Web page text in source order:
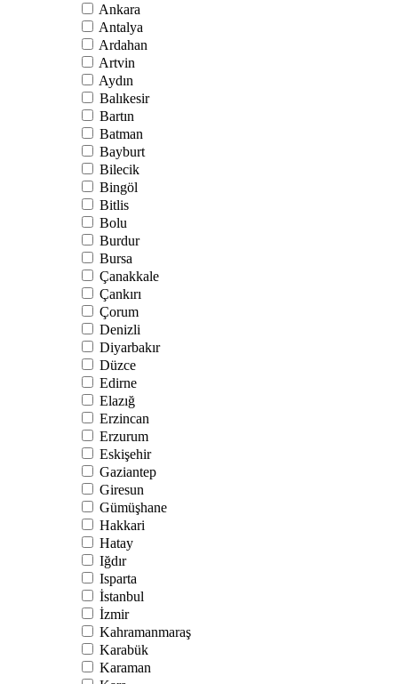
Ankara
Antalya
Ardahan
Artvin
Aydın
Balıkesir
Bartın
Batman
Bayburt
Bilecik
Bingöl
Bitlis
Bolu
Burdur
Bursa
Çanakkale
Çankırı
Çorum
Denizli
Diyarbakır
Düzce
Edirne
Elazığ
Erzincan
Erzurum
Eskişehir
Gaziantep
Giresun
Gümüşhane
Hakkari
Hatay
Iğdır
Isparta
İstanbul
İzmir
Kahramanmaraş
Karabük
Karaman